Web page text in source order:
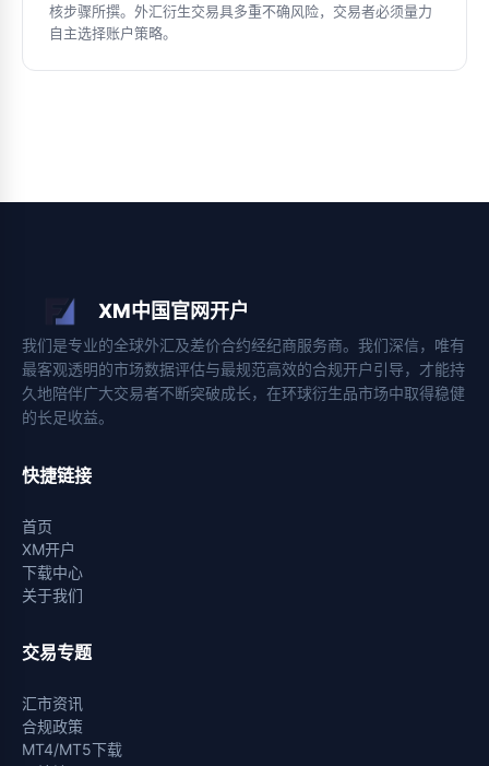
核步骤所撰。外汇衍生交易具多重不确风险，交易者必须量力
自主选择账户策略。
XM中国官网开户
我们是专业的全球外汇及差价合约经纪商服务商。我们深信，唯有
最客观透明的市场数据评估与最规范高效的合规开户引导，才能持
久地陪伴广大交易者不断突破成长，在环球衍生品市场中取得稳健
的长足收益。
快捷链接
首页
XM开户
下载中心
关于我们
交易专题
汇市资讯
合规政策
MT4/MT5下载